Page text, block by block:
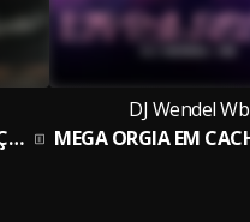
EU VOU METER COM FORÇA EM VC
DJ Wendel Wb